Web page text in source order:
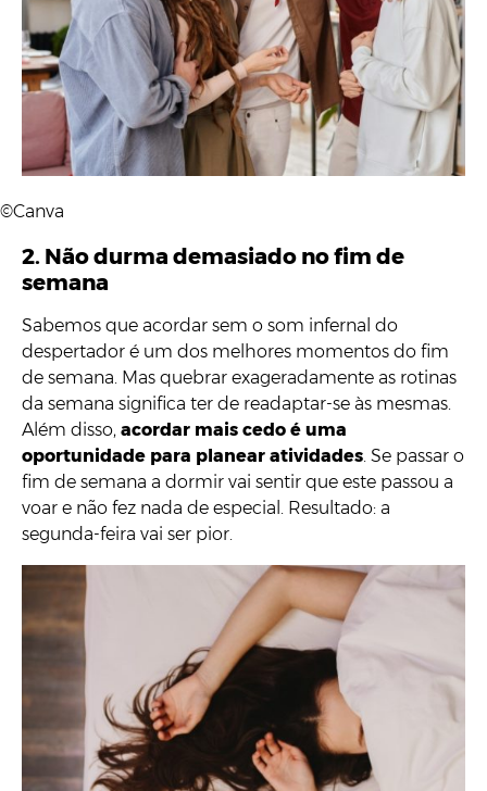
©Canva
2. Não durma demasiado no fim de
semana
Sabemos que acordar sem o som infernal do
despertador é um dos melhores momentos do fim
de semana. Mas quebrar exageradamente as rotinas
da semana significa ter de readaptar-se às mesmas.
Além disso, acordar mais cedo é uma
oportunidade para planear atividades. Se passar o
fim de semana a dormir vai sentir que este passou a
voar e não fez nada de especial. Resultado: a
segunda-feira vai ser pior.